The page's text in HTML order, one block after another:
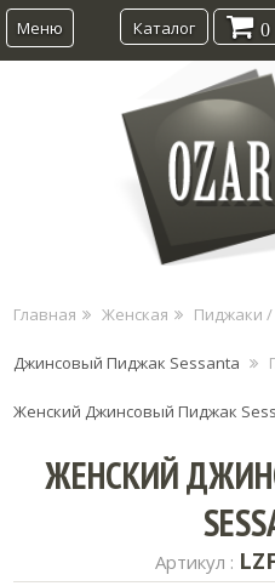
Меню Каталог 0
Главная Женская Пиджаки
Джинсовый Пиджак Sessanta
Женский Джинсовый Пиджак
ЖЕНСКИЙ
Артикул :